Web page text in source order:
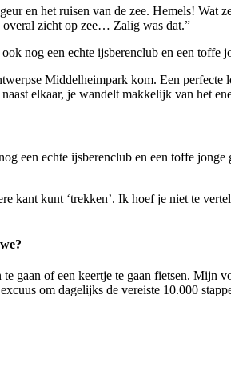
en het ruisen van de zee. Hemels!
overal zicht op zee… Zalig was dat.”
nog een echte ijsberenclub en een toffe
Middelheimpark kom. Een
elkaar, je wandelt makkelijk van het
een echte ijsberenclub en een toffe
kant kunt ‘trekken’. Ik hoef je niet te
gaan of een keertje te gaan fietsen. Mijn
om dagelijks de vereiste 10.000